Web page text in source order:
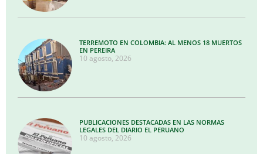
TERREMOTO EN COLOMBIA: AL MENOS 18 MUERTOS
EN PEREIRA
10 agosto, 2026
PUBLICACIONES DESTACADAS EN LAS NORMAS
LEGALES DEL DIARIO EL PERUANO
10 agosto, 2026